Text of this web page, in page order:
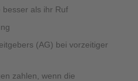
besser als ihr Ruf
(AG) bei vorzeitiger
zahlen, wenn die